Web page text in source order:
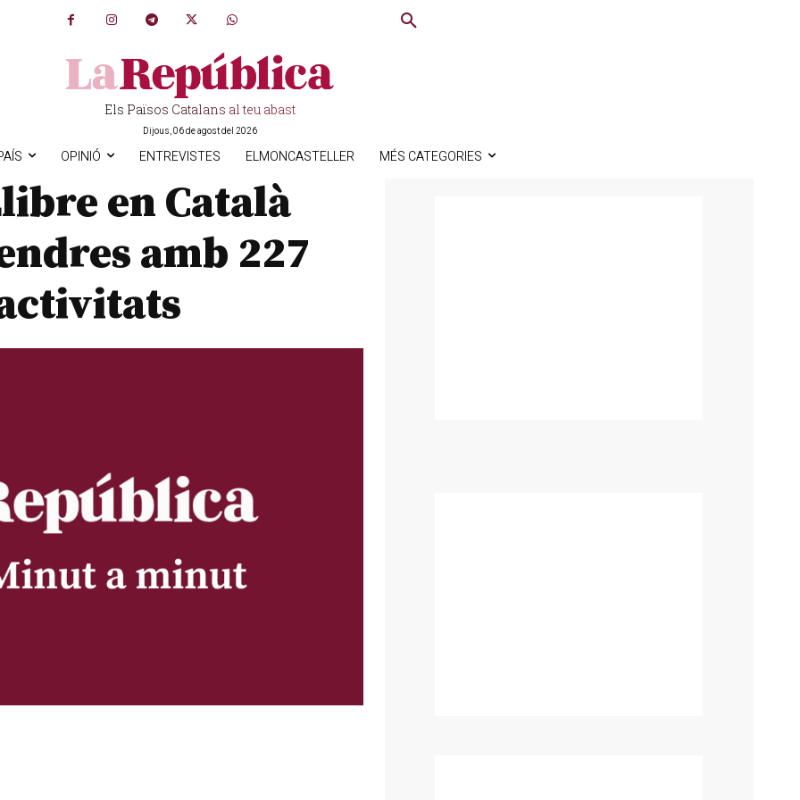
Els Països Catalans al teu abast
Dijous, 06 de agost del 2026
OPINIÓ ENTREVISTES ELMONCASTELLER MÉS CATEGORIES
en Català
amb 227